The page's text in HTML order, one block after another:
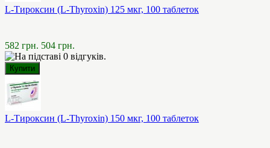
L-Тироксин (L-Thyroxin) 125 мкг, 100 таблеток
582 грн. 504 грн.
L-Тироксин (L-Thyroxin) 150 мкг, 100 таблеток